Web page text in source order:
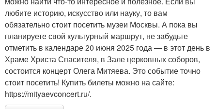
любите историю, искусство или науку, то вам
обязательно стоит посетить музеи Москвы. А пока вы
планируете свой культурный маршрут, не забудьте
отметить в календаре 20 июня 2025 года — в этот день в
Храме Христа Спасителя, в Зале церковных соборов,
состоится концерт Олега Митяева. Это событие точно
стоит посетить! Купить билеты можно на сайте:
https://mityaevconcert.ru/.